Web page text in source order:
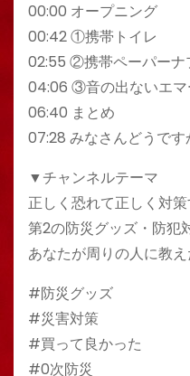
00:00 オープニング
00:42 ①携帯トイレ
02:55 ②携帯ペーパーナ
04:06 ③音の出ないエマ
06:40 まとめ
07:28 みなさんどうです
▼チャンネルテーマ
正しく恐れて正しく対
第2の防災グッズ・防犯
あなたが周りの人に教
#防災グッズ
#災害対策
#買って良かった
#0次防災